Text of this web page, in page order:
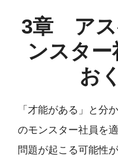
3章 アス
ンスタ
お
「才能がある」と分
のモンスター社員を
問題が起こる可能性